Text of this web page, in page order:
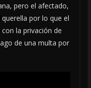
pero el afectado,
por lo que el
la privación de
de una multa por